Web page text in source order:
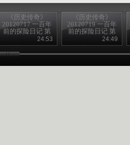
《历史传奇》
20120717 一百年
前的探险日记 第
四集 沙埋宝藏
（下）
24:53
《历史传奇》
20120719 一百年
前的探险日记 第
八集 为歌者留影
（下）
24:49